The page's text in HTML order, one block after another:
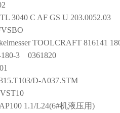
3040 C AF GS U 203.0052.03
TOOLCRAFT 816141
180-3 0361820
D-A037.STM
1.1/L24(6#机液压用)